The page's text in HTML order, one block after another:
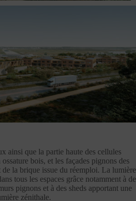
ainsi que la partie haute des cellules
bois, et les façades pignons des
la brique issue du réemploi. La lumière
tous les espaces grâce notamment à de
pignons et à des sheds apportant une
zénithale.